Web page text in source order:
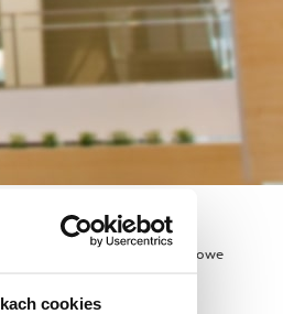
cookies
Uwierzytelnianie wieloskładnikowe